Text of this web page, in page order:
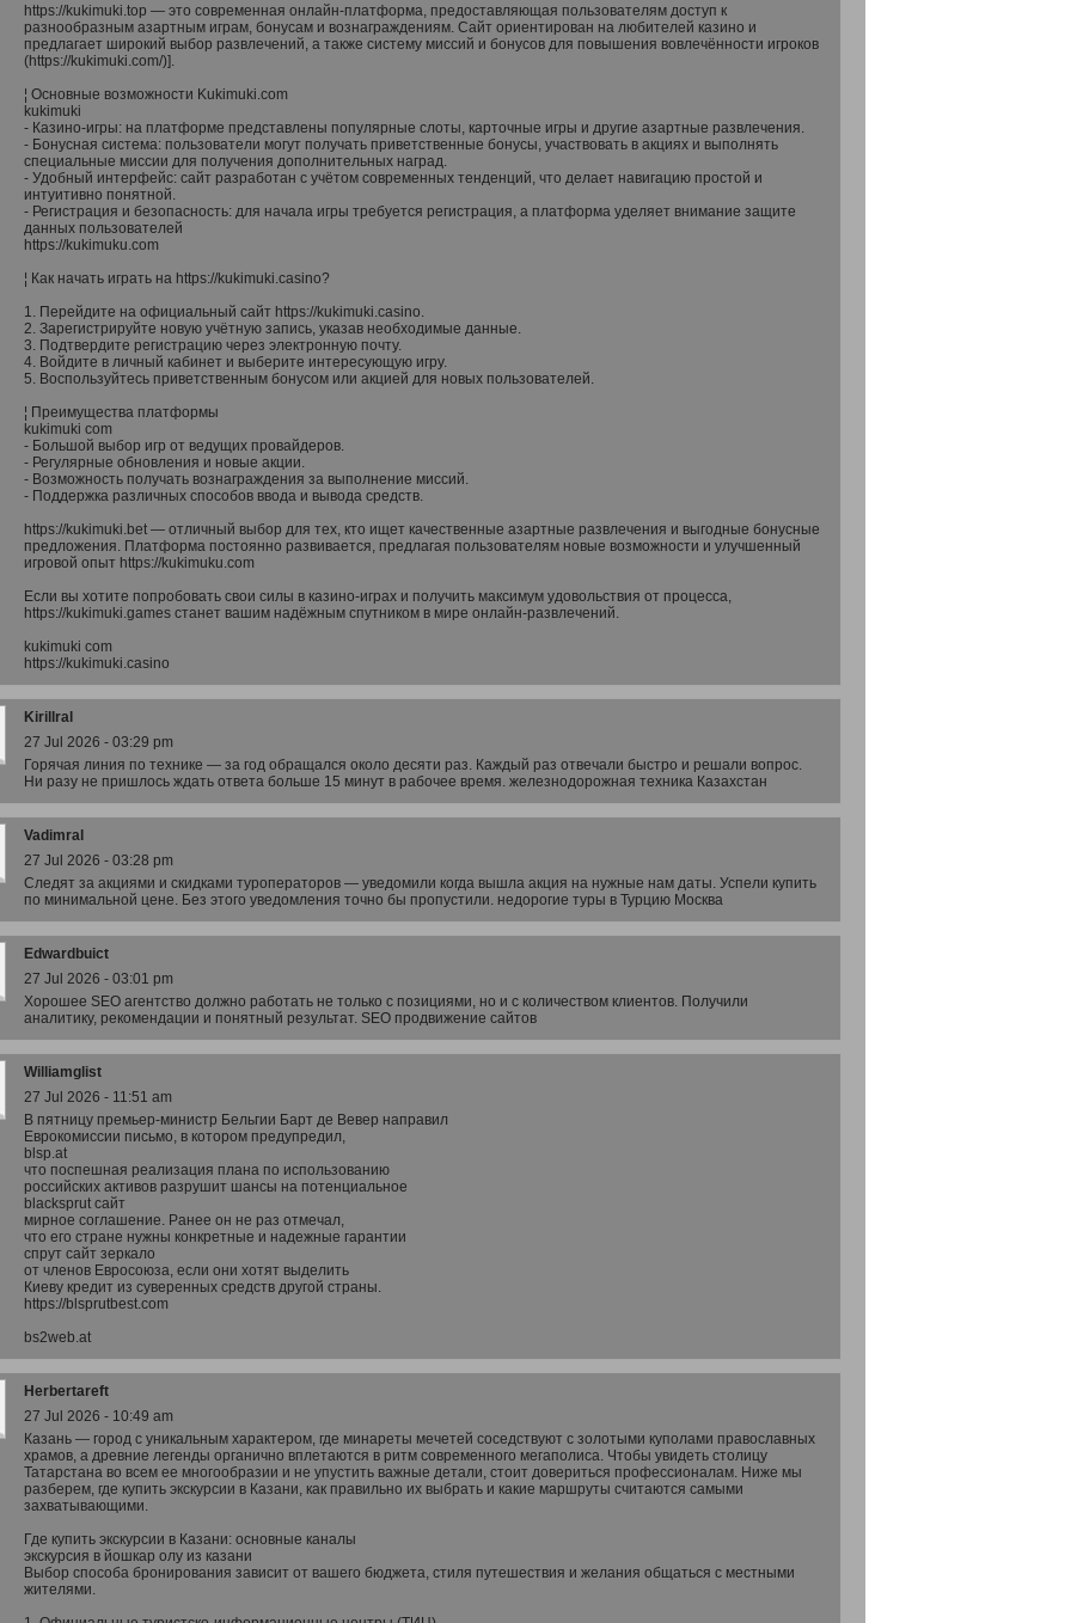
https://kukimuki.top — это современная онлайн-платформа, предоставляющая пользователям доступ к
разнообразным азартным играм, бонусам и вознаграждениям. Сайт ориентирован на любителей казино и
предлагает широкий выбор развлечений, а также систему миссий и бонусов для повышения вовлечённости игроков
(https://kukimuki.com/)].
¦ Основные возможности Kukimuki.com
kukimuki
- Казино-игры: на платформе представлены популярные слоты, карточные игры и другие азартные развлечения.
- Бонусная система: пользователи могут получать приветственные бонусы, участвовать в акциях и выполнять
специальные миссии для получения дополнительных наград.
- Удобный интерфейс: сайт разработан с учётом современных тенденций, что делает навигацию простой и
интуитивно понятной.
- Регистрация и безопасность: для начала игры требуется регистрация, а платформа уделяет внимание защите
данных пользователей
https://kukimuku.com
¦ Как начать играть на https://kukimuki.casino?
1. Перейдите на официальный сайт https://kukimuki.casino.
2. Зарегистрируйте новую учётную запись, указав необходимые данные.
3. Подтвердите регистрацию через электронную почту.
4. Войдите в личный кабинет и выберите интересующую игру.
5. Воспользуйтесь приветственным бонусом или акцией для новых пользователей.
¦ Преимущества платформы
kukimuki com
- Большой выбор игр от ведущих провайдеров.
- Регулярные обновления и новые акции.
- Возможность получать вознаграждения за выполнение миссий.
- Поддержка различных способов ввода и вывода средств.
https://kukimuki.bet — отличный выбор для тех, кто ищет качественные азартные развлечения и выгодные бонусные
предложения. Платформа постоянно развивается, предлагая пользователям новые возможности и улучшенный
игровой опыт https://kukimuku.com
Если вы хотите попробовать свои силы в казино-играх и получить максимум удовольствия от процесса,
https://kukimuki.games станет вашим надёжным спутником в мире онлайн-развлечений.
kukimuki com
https://kukimuki.casino
Kirillral
27 Jul 2026 - 03:29 pm
Горячая линия по технике — за год обращался около десяти раз. Каждый раз отвечали быстро и решали вопрос.
Ни разу не пришлось ждать ответа больше 15 минут в рабочее время. железнодорожная техника Казахстан
Vadimral
27 Jul 2026 - 03:28 pm
Следят за акциями и скидками туроператоров — уведомили когда вышла акция на нужные нам даты. Успели купить
по минимальной цене. Без этого уведомления точно бы пропустили. недорогие туры в Турцию Москва
Edwardbuict
27 Jul 2026 - 03:01 pm
Хорошее SEO агентство должно работать не только с позициями, но и с количеством клиентов. Получили
аналитику, рекомендации и понятный результат. SEO продвижение сайтов
Williamglist
27 Jul 2026 - 11:51 am
В пятницу премьер-министр Бельгии Барт де Вевер направил
Еврокомиссии письмо, в котором предупредил,
blsp.at
что поспешная реализация плана по использованию
российских активов разрушит шансы на потенциальное
blacksprut сайт
мирное соглашение. Ранее он не раз отмечал,
что его стране нужны конкретные и надежные гарантии
cпрут сайт зеркало
от членов Евросоюза, если они хотят выделить
Киеву кредит из суверенных средств другой страны.
https://blsprutbest.com
bs2web.at
Herbertareft
27 Jul 2026 - 10:49 am
Казань — город с уникальным характером, где минареты мечетей соседствуют с золотыми куполами православных
храмов, а древние легенды органично вплетаются в ритм современного мегаполиса. Чтобы увидеть столицу
Татарстана во всем ее многообразии и не упустить важные детали, стоит довериться профессионалам. Ниже мы
разберем, где купить экскурсии в Казани, как правильно их выбрать и какие маршруты считаются самыми
захватывающими.
Где купить экскурсии в Казани: основные каналы
экскурсия в йошкар олу из казани
Выбор способа бронирования зависит от вашего бюджета, стиля путешествия и желания общаться с местными
жителями.